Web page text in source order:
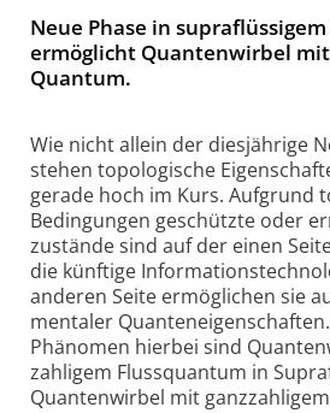
Neue Phase in
ermöglicht Quantenwirbel
Quantum.
Wie nicht allein der dies­jährige
stehen topo­logische
gerade hoch im Kurs. Aufgrund
Bedingungen geschützte oder
zustände sind auf der einen
die künftige
anderen Seite ermög­lichen sie
mentaler
Phänomen hierbei sind
zahligem Fluss­quantum in
Quanten­wirbel mit